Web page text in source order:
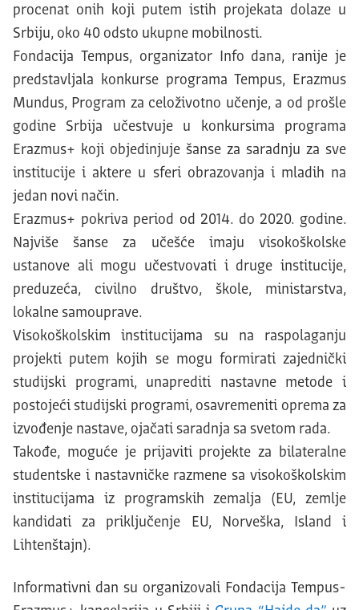
procenat onih koji putem istih projekata dolaze u
Srbiju, oko 40 odsto ukupne mobilnosti.
Fondacija Tempus, organizator Info dana, ranije je
predstavljala konkurse programa Tempus, Erazmus
Mundus, Program za celoživotno učenje, a od prošle
godine Srbija učestvuje u konkursima programa
Erazmus+ koji objedinjuje šanse za saradnju za sve
institucije i aktere u sferi obrazovanja i mladih na
jedan novi način.
Erazmus+ pokriva period od 2014. do 2020. godine.
Najviše šanse za učešće imaju visokoškolske
ustanove ali mogu učestvovati i druge institucije,
preduzeća, civilno društvo, škole, ministarstva,
lokalne samouprave.
Visokoškolskim institucijama su na raspolaganju
projekti putem kojih se mogu formirati zajednički
studijski programi, unaprediti nastavne metode i
postojeći studijski programi, osavremeniti oprema za
izvođenje nastave, ojačati saradnja sa svetom rada.
Takođe, moguće je prijaviti projekte za bilateralne
studentske i nastavničke razmene sa visokoškolskim
institucijama iz programskih zemalja (EU, zemlje
kandidati za priključenje EU, Norveška, Island i
Lihtenštajn).
Informativni dan su organizovali Fondacija Tempus-